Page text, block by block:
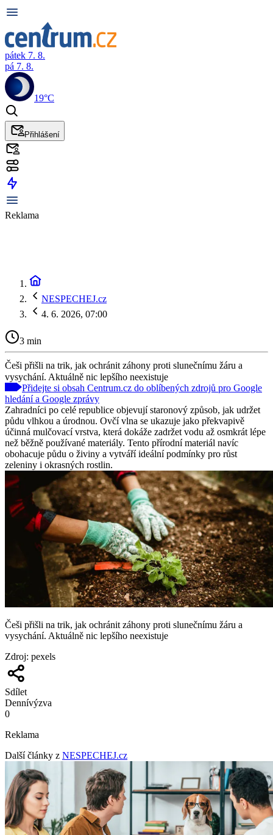
pátek 7. 8.
pá 7. 8.
19°C
Přihlášení
Reklama
NESPECHEJ.cz
4. 6. 2026, 07:00
3 min
Češi přišli na trik, jak ochránit záhony proti slunečnímu žáru a
vysychání. Aktuálně nic lepšího neexistuje
Přidejte si obsah Centrum.cz do oblíbených zdrojů pro Google
hledání a Google zprávy
Zahradníci po celé republice objevují staronový způsob, jak udržet
půdu vlhkou a úrodnou. Ovčí vlna se ukazuje jako překvapivě
účinná mulčovací vrstva, která dokáže zadržet vodu až osmkrát lépe
než běžně používané materiály. Tento přírodní materiál navíc
obohacuje půdu o živiny a vytváří ideální podmínky pro růst
zeleniny i okrasných rostlin.
Češi přišli na trik, jak ochránit záhony proti slunečnímu žáru a
vysychání. Aktuálně nic lepšího neexistuje
Zdroj: pexels
Sdílet
Dennívýzva
0
Reklama
Další články z NESPECHEJ.cz